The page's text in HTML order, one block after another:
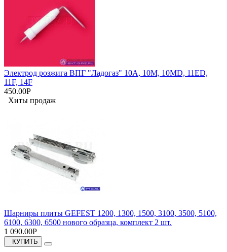
Электрод розжига ВПГ "Ладогаз" 10А, 10M, 10MD, 11ED,
11F, 14F
450.00Р
Хиты продаж
Шарниры плиты GEFEST 1200, 1300, 1500, 3100, 3500, 5100,
6100, 6300, 6500 нового образца, комплект 2 шт.
1 090.00Р
КУПИТЬ